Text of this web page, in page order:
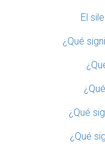
El
¿Qué
¿Qué
¿Qué